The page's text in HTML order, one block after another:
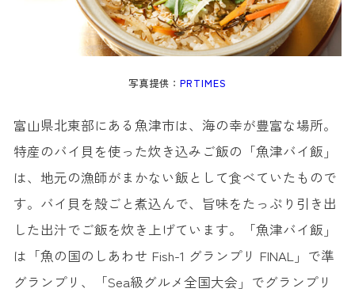
写真提供：PRTIMES
富山県北東部にある魚津市は、海の幸が豊富な場所。
特産のバイ貝を使った炊き込みご飯の「魚津バイ飯」
は、地元の漁師がまかない飯として食べていたもので
す。バイ貝を殻ごと煮込んで、旨味をたっぷり引き出
した出汁でご飯を炊き上げています。「魚津バイ飯」
は「魚の国のしあわせ Fish-1 グランプリ FINAL」で準
グランプリ、「Sea級グルメ全国大会」でグランプリ